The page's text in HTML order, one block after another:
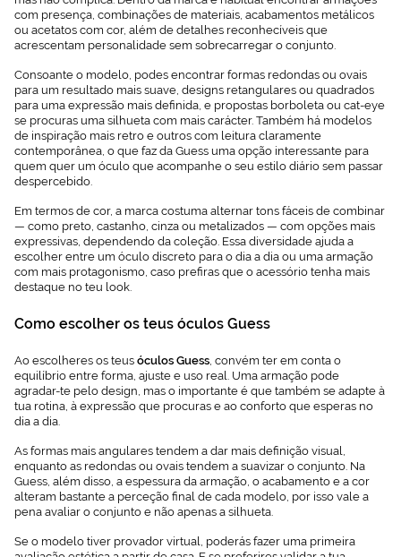
com presença, combinações de materiais, acabamentos metálicos
ou acetatos com cor, além de detalhes reconhecíveis que
acrescentam personalidade sem sobrecarregar o conjunto.
Consoante o modelo, podes encontrar formas redondas ou ovais
para um resultado mais suave, designs retangulares ou quadrados
para uma expressão mais definida, e propostas borboleta ou cat-eye
se procuras uma silhueta com mais carácter. Também há modelos
de inspiração mais retro e outros com leitura claramente
contemporânea, o que faz da Guess uma opção interessante para
quem quer um óculo que acompanhe o seu estilo diário sem passar
despercebido.
Em termos de cor, a marca costuma alternar tons fáceis de combinar
— como preto, castanho, cinza ou metalizados — com opções mais
expressivas, dependendo da coleção. Essa diversidade ajuda a
escolher entre um óculo discreto para o dia a dia ou uma armação
com mais protagonismo, caso prefiras que o acessório tenha mais
destaque no teu look.
Como escolher os teus óculos Guess
Ao escolheres os teus óculos Guess , convém ter em conta o
equilíbrio entre forma, ajuste e uso real. Uma armação pode
agradar-te pelo design, mas o importante é que também se adapte à
tua rotina, à expressão que procuras e ao conforto que esperas no
dia a dia.
As formas mais angulares tendem a dar mais definição visual,
enquanto as redondas ou ovais tendem a suavizar o conjunto. Na
Guess, além disso, a espessura da armação, o acabamento e a cor
alteram bastante a perceção final de cada modelo, por isso vale a
pena avaliar o conjunto e não apenas a silhueta.
Se o modelo tiver provador virtual, poderás fazer uma primeira